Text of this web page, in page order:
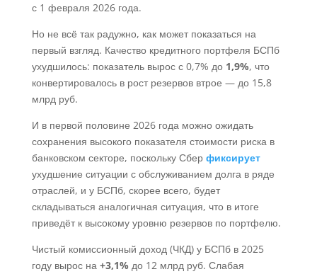
с 1 февраля 2026 года.
Но не всё так радужно, как может показаться на
первый взгляд. Качество кредитного портфеля БСПб
ухудшилось: показатель вырос с 0,7% до 1,9%, что
конвертировалось в рост резервов втрое — до 15,8
млрд руб.
И в первой половине 2026 года можно ожидать
сохранения высокого показателя стоимости риска в
банковском секторе, поскольку Сбер фиксирует
ухудшение ситуации с обслуживанием долга в ряде
отраслей, и у БСПб, скорее всего, будет
складываться аналогичная ситуация, что в итоге
приведёт к высокому уровню резервов по портфелю.
Чистый комиссионный доход (ЧКД) у БСПб в 2025
году вырос на +3,1% до 12 млрд руб. Слабая